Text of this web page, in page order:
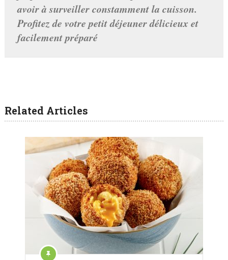
avoir à surveiller constamment la cuisson.
Profitez de votre petit déjeuner délicieux et
facilement préparé
Related Articles